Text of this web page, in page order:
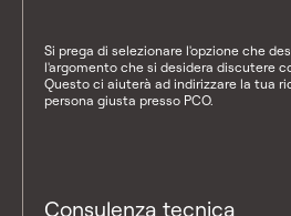
Si prega di selezionare l'opzione che
l'argomento che si desidera discutere
Questo ci aiuterà ad indirizzare la tua
persona giusta presso PCO.
Consulenza tecnica